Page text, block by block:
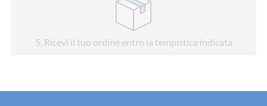
5 . Ricevi il tuo ordine entro la tempistica indicata